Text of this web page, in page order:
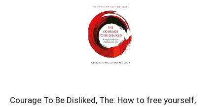
Courage To Be Disliked, The: How to free yourself,